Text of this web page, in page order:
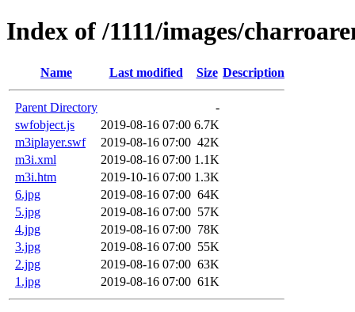
Index of /1111/images/
Name Last modified Size Description
Parent Directory
-
swfobject.js
2019-08-16 07:00 6.7K
m3iplayer.swf
2019-08-16 07:00 42K
m3i.xml
2019-08-16 07:00 1.1K
m3i.htm
2019-10-16 07:00 1.3K
6.jpg
2019-08-16 07:00 64K
5.jpg
2019-08-16 07:00 57K
4.jpg
2019-08-16 07:00 78K
3.jpg
2019-08-16 07:00 55K
2.jpg
2019-08-16 07:00 63K
1.jpg
2019-08-16 07:00 61K